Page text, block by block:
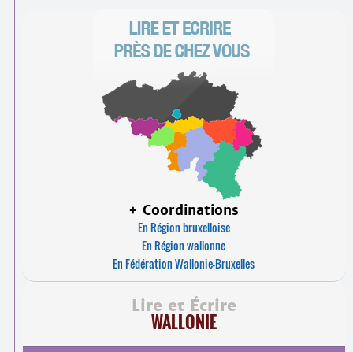
+ Coordinations
En Région bruxelloise
En Région wallonne
En Fédération Wallonie-Bruxelles
Lire et Écrire
WALLONIE